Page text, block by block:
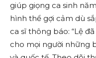
giúp giọng ca sinh
hình thể gợi cảm dù
ca sĩ thông báo: “Lệ
cho mọi người những